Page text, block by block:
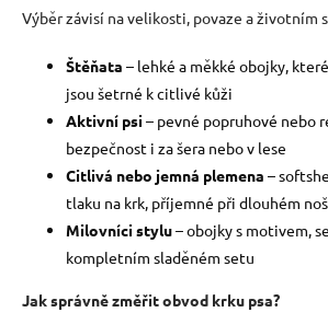
u
Výběr závisí na velikosti, povaze a životním
Štěňata – lehké a měkké obojky,
jsou šetrné k citlivé kůži
Aktivní psi– pevné popruhové nebo
bezpečnost i za šera nebo v lese
Citlivá nebo jemná plemena –
tlaku na krk, příjemné při dlouhém
Milovníci stylu– obojky s motivem,
kompletním sladěném setu
Jak správně změřit obvod krku psa?